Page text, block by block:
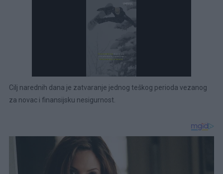
Cilj narednih dana je zatvaranje jednog teškog perioda vezanog
za novac i finansijsku nesigurnost.